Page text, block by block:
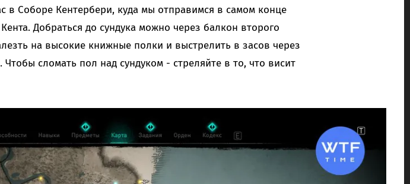
в Соборе Кентербери, куда мы отправимся в самом конце
Добраться до сундука можно через балкон второго
на высокие книжные полки и выстрелить в засов через
сломать пол над сундуком - стреляйте в то, что висит